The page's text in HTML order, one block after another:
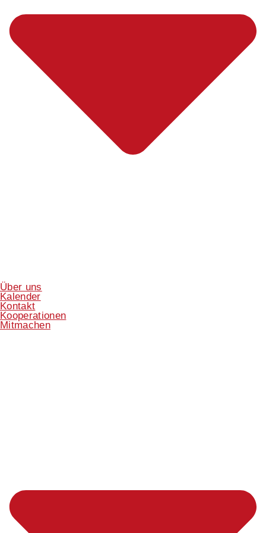
Über uns
Kalender
Kontakt
Kooperationen
Mitmachen